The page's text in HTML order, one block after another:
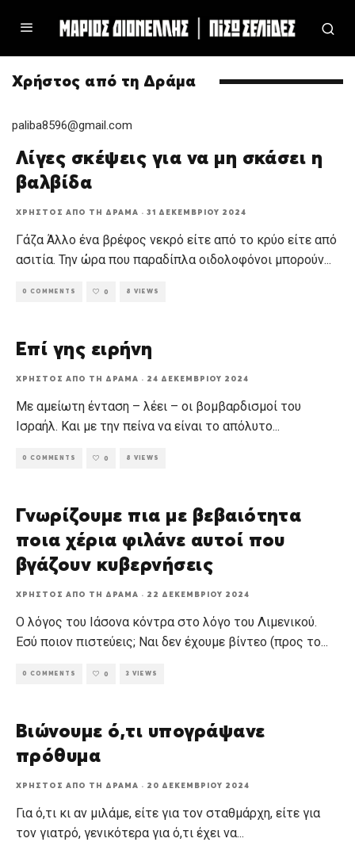
Χρήστος από τη Δράμα
paliba8596@gmail.com
Λίγες σκέψεις για να μη σκάσει η
βαλβίδα
ΧΡΉΣΤΟΣ ΑΠΌ ΤΗ ΔΡΆΜΑ · 31 ΔΕΚΕΜΒΡΊΟΥ 2024
Γάζα Άλλο ένα βρέφος νεκρό είτε από το κρύο είτε από
ασιτία. Την ώρα που παραδίπλα οιδολοφόνοι μπορούν...
0 COMMENTS 0 8 VIEWS
Επί γης ειρήνη
ΧΡΉΣΤΟΣ ΑΠΌ ΤΗ ΔΡΆΜΑ · 24 ΔΕΚΕΜΒΡΊΟΥ 2024
Με αμείωτη ένταση – λέει – οι βομβαρδισμοί του
Ισραήλ. Και με την πείνα να είναι το απόλυτο...
0 COMMENTS 0 8 VIEWS
Γνωρίζουμε πια με βεβαιότητα
ποια χέρια φιλάνε αυτοί που
βγάζουν κυβερνήσεις
ΧΡΉΣΤΟΣ ΑΠΌ ΤΗ ΔΡΆΜΑ · 22 ΔΕΚΕΜΒΡΊΟΥ 2024
Ο λόγος του Ιάσονα κόντρα στο λόγο του Λιμενικού.
Εσύ ποιον πιστεύεις; Ναι δεν έχουμε βίντεο (προς το...
0 COMMENTS 0 3 VIEWS
Βιώνουμε ό,τι υπογράψανε
πρόθυμα
ΧΡΉΣΤΟΣ ΑΠΌ ΤΗ ΔΡΆΜΑ · 20 ΔΕΚΕΜΒΡΊΟΥ 2024
Για ό,τι κι αν μιλάμε, είτε για τον σταθμάρχη, είτε για
τον γιατρό, γενικότερα για ό,τι έχει να...